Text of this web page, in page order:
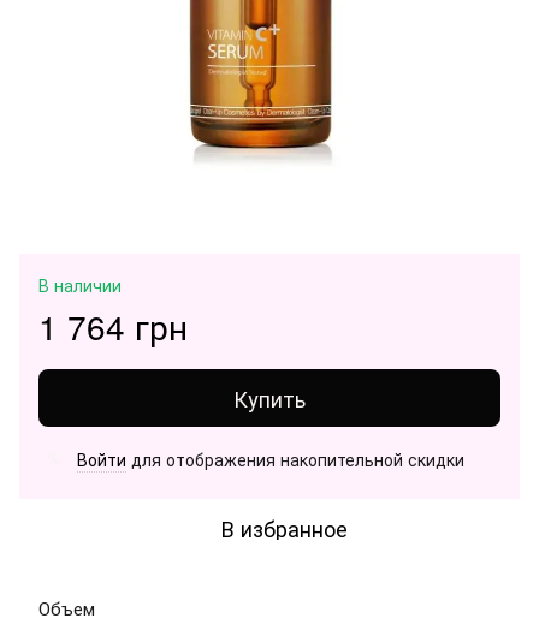
В наличии
1 764 грн
Купить
Войти для отображения накопительной скидки
В избранное
Объем